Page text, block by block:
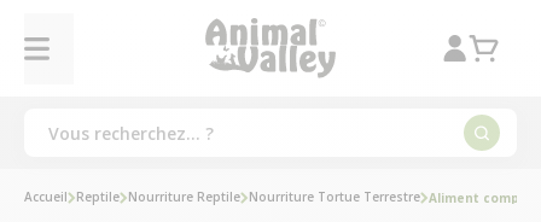
Accueil Reptile Nourriture Reptile Nourriture Tortue Terrestre Aliment